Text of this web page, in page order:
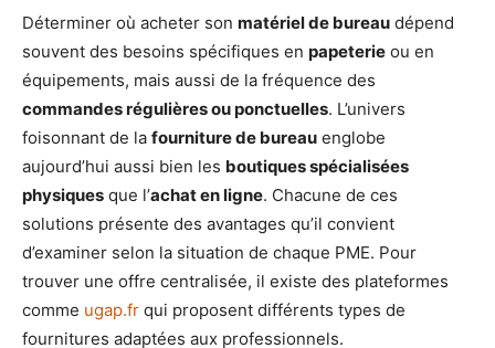
Déterminer où acheter son matériel de bureau dépend
souvent des besoins spécifiques en papeterie ou en
équipements, mais aussi de la fréquence des
commandes régulières ou ponctuelles. L’univers
foisonnant de la fourniture de bureau englobe
aujourd’hui aussi bien les boutiques spécialisées
physiques que l’achat en ligne. Chacune de ces
solutions présente des avantages qu’il convient
d’examiner selon la situation de chaque PME. Pour
trouver une offre centralisée, il existe des plateformes
comme ugap.fr qui proposent différents types de
fournitures adaptées aux professionnels.